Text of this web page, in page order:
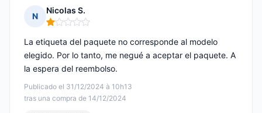
N
Nicolas S.
Nota: 1 de 5
Publicado el 31/12/2024 à 10h13
tras una compra de 14/12/2024
La etiqueta del paquete no corresponde al modelo
elegido. Por lo tanto, me negué a aceptar el paquete. A
la espera del reembolso.